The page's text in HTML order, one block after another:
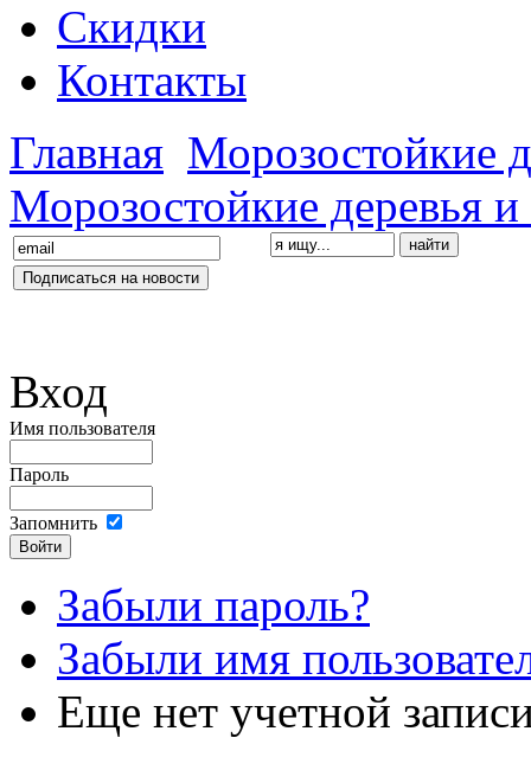
Скидки
Контакты
Главная Морозостойкие
Морозостойкие деревья
Вход
Имя пользователя
Пароль
Запомнить
Забыли пароль?
Забыли имя
Еще нет учетной